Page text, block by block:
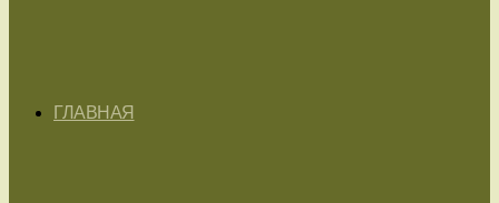
ГЛАВНАЯ